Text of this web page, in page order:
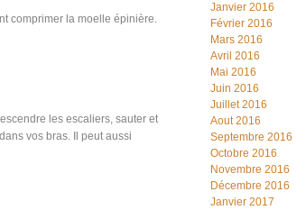
comprimer la moelle épinière.
les escaliers, sauter et
vos bras. Il peut aussi
Janvier 2016
Février 2016
Mars 2016
Avril 2016
Mai 2016
Juin 2016
Juillet 2016
Aout 2016
Septembre 2016
Octobre 2016
Novembre 2016
Décembre 2016
Janvier 2017